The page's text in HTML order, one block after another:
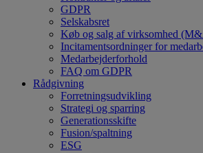
GDPR
Selskabsret
Køb og salg af virksomhed
Incitamentsordninger for
Medarbejderforhold
FAQ om GDPR
Rådgivning
Forretningsudvikling
Strategi og sparring
Generationsskifte
Fusion/spaltning
ESG